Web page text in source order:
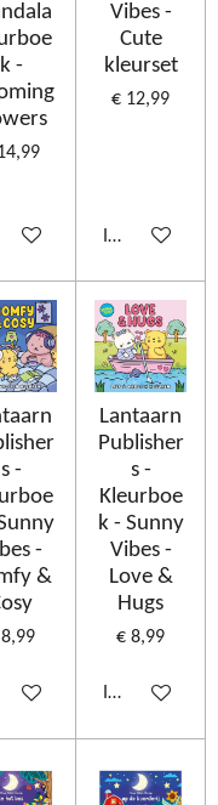
k -
Vibes -
Cute
kleurset
€ 12,99
In
s -
-
&
Lantaarn
Publisher
s -
Kleurboe
k - Sunny
Vibes -
Love &
Hugs
€ 8,99
In